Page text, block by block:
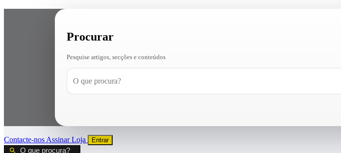
Procurar
Pesquise artigos, secções e conteúdos
Contacte-nos AssinarLoja Entrar